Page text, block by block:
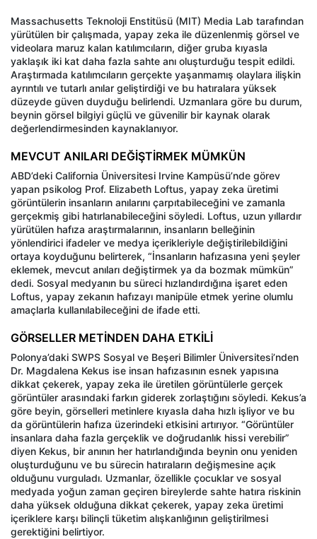
Massachusetts Teknoloji Enstitüsü (MIT) Media Lab tarafından
yürütülen bir çalışmada, yapay zeka ile düzenlenmiş görsel ve
videolara maruz kalan katılımcıların, diğer gruba kıyasla
yaklaşık iki kat daha fazla sahte anı oluşturduğu tespit edildi.
Araştırmada katılımcıların gerçekte yaşanmamış olaylara ilişkin
ayrıntılı ve tutarlı anılar geliştirdiği ve bu hatıralara yüksek
düzeyde güven duyduğu belirlendi. Uzmanlara göre bu durum,
beynin görsel bilgiyi güçlü ve güvenilir bir kaynak olarak
değerlendirmesinden kaynaklanıyor.
MEVCUT ANILARI DEĞİŞTİRMEK MÜMKÜN
ABD’deki California Üniversitesi Irvine Kampüsü’nde görev
yapan psikolog Prof. Elizabeth Loftus, yapay zeka üretimi
görüntülerin insanların anılarını çarpıtabileceğini ve zamanla
gerçekmiş gibi hatırlanabileceğini söyledi. Loftus, uzun yıllardır
yürütülen hafıza araştırmalarının, insanların belleğinin
yönlendirici ifadeler ve medya içerikleriyle değiştirilebildiğini
ortaya koyduğunu belirterek, “İnsanların hafızasına yeni şeyler
eklemek, mevcut anıları değiştirmek ya da bozmak mümkün”
dedi. Sosyal medyanın bu süreci hızlandırdığına işaret eden
Loftus, yapay zekanın hafızayı manipüle etmek yerine olumlu
amaçlarla kullanılabileceğini de ifade etti.
GÖRSELLER METİNDEN DAHA ETKİLİ
Polonya’daki SWPS Sosyal ve Beşeri Bilimler Üniversitesi’nden
Dr. Magdalena Kekus ise insan hafızasının esnek yapısına
dikkat çekerek, yapay zeka ile üretilen görüntülerle gerçek
görüntüler arasındaki farkın giderek zorlaştığını söyledi. Kekus’a
göre beyin, görselleri metinlere kıyasla daha hızlı işliyor ve bu
da görüntülerin hafıza üzerindeki etkisini artırıyor. “Görüntüler
insanlara daha fazla gerçeklik ve doğrudanlık hissi verebilir”
diyen Kekus, bir anının her hatırlandığında beynin onu yeniden
oluşturduğunu ve bu sürecin hatıraların değişmesine açık
olduğunu vurguladı. Uzmanlar, özellikle çocuklar ve sosyal
medyada yoğun zaman geçiren bireylerde sahte hatıra riskinin
daha yüksek olduğuna dikkat çekerek, yapay zeka üretimi
içeriklere karşı bilinçli tüketim alışkanlığının geliştirilmesi
gerektiğini belirtiyor.